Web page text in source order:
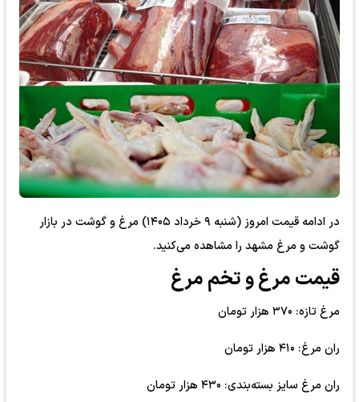
در ادامه قیمت امروز (شنبه ۹ خرداد ۱۴۰۵) مرغ و گوشت در بازار
گوشت و مرغ مشهد را مشاهده می‌کنید.
قیمت مرغ و تخم مرغ
مرغ تازه: ۳۷۰ هزار تومان
ران مرغ: ۴۱۰ هزار تومان
ران مرغ سایز بسته‌بندی: ۴۳۰ هزار تومان